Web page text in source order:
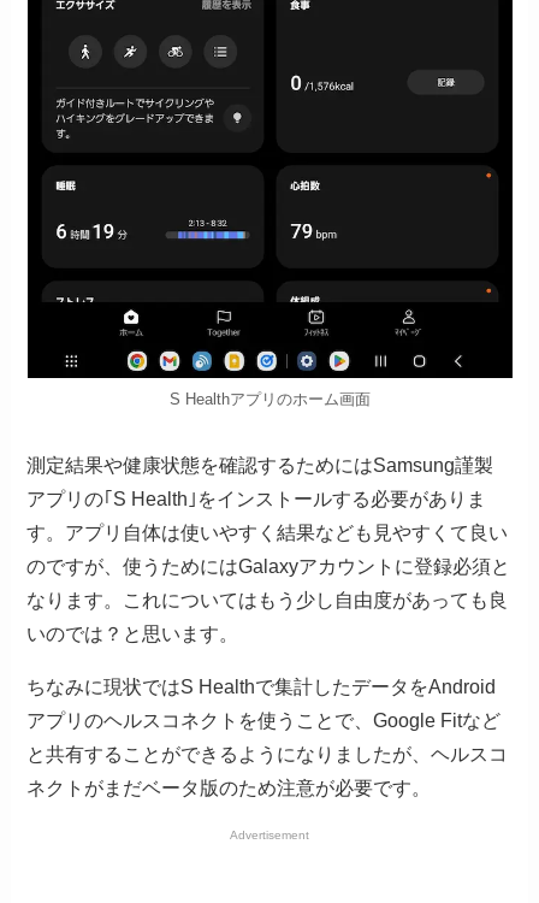
S Healthアプリのホーム画面
測定結果や健康状態を確認するためにはSamsung謹製
アプリの｢S Health｣をインストールする必要がありま
す。アプリ自体は使いやすく結果なども見やすくて良い
のですが、使うためにはGalaxyアカウントに登録必須と
なります。これについてはもう少し自由度があっても良
いのでは？と思います。
ちなみに現状ではS Healthで集計したデータをAndroid
アプリのヘルスコネクトを使うことで、Google Fitなど
と共有することができるようになりましたが、ヘルスコ
ネクトがまだベータ版のため注意が必要です。
Advertisement